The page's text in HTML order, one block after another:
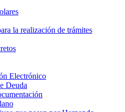
la realización de trámites
Electrónico
Deuda